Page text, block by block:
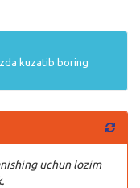
kuzatib boring
uchun lozim